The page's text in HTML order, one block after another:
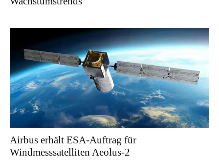
Airbus erhält ESA-Auftrag für
Windmesssatelliten Aeolus-2